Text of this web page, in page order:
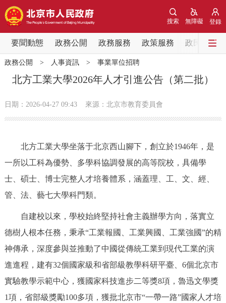
登錄
無障礙
搜索
要聞動態 政務公開 政務服務 政策服務 政民互動
要聞動態
黨中央精神 國務院資訊
政務公開
市領導 機構職能 政策服務
政務服務
政務公開 > 人事資訊> 事業單位招聘
北方工業大學2026年人才引進公告（第二批）
日期：2026-04-27 09:43 來源：北京市教育委員會
北方工業大學坐落于北京西山腳下，創立於1946年，是
一所以工科為優勢、多學科協調發展的高等院校，具備學
士、碩士、博士完整人才培養體系，涵蓋理、工、文、經、
管、法、藝七大學科門類。
自建校以來，學校始終堅持社會主義辦學方向，落實立
德樹人根本任務，秉承“工業報國、工業興國、工業強國”的精
神傳承，深度參與並推動了中國從傳統工業到現代工業的演
進進程，建有32個國家級和省部級教學科研平臺、6個北京市
實驗教學示範中心，獲國家科技進步二等獎8項，魯迅文學獎
1項，省部級獎勵100多項，獲批北京市“一帶一路”國家人才培